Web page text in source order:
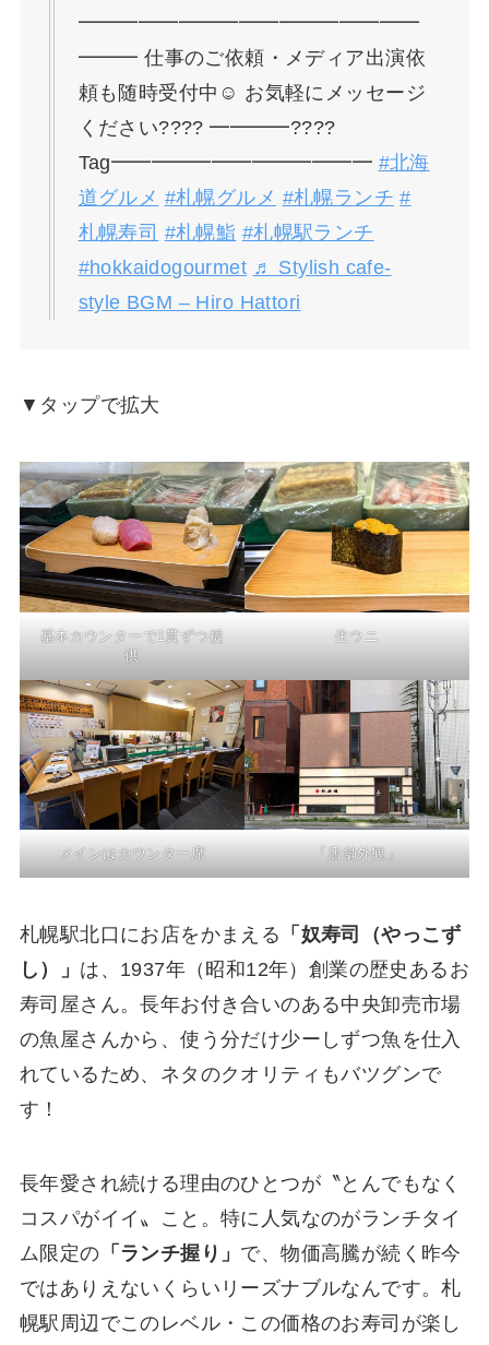
━━━━━━━━━━━━━━━━━
━━━ 仕事のご依頼・メディア出演依
頼も随時受付中☺️ お気軽にメッセージ
ください???? ━━━━????
Tag━━━━━━━━━━━━━ #北海
道グルメ #札幌グルメ #札幌ランチ #
札幌寿司 #札幌鮨 #札幌駅ランチ
#hokkaidogourmet ♬ Stylish cafe-
style BGM – Hiro Hattori
▼タップで拡大
基本カウンターで1貫ずつ提
供
生ウニ
メインはカウンター席 「店舗外観」
札幌駅北口にお店をかまえる 「奴寿司（やっこず
し）」 は、1937年（昭和12年）創業の歴史あるお
寿司屋さん。長年お付き合いのある中央卸売市場
の魚屋さんから、使う分だけ少ーしずつ魚を仕入
れているため、ネタのクオリティもバツグンで
す！
長年愛され続ける理由のひとつが〝とんでもなく
コスパがイイ〟こと。特に人気なのがランチタイ
ム限定の 「ランチ握り」 で、物価高騰が続く昨今
ではありえないくらいリーズナブルなんです。札
幌駅周辺でこのレベル・この価格のお寿司が楽し